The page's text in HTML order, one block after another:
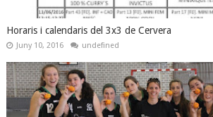
Horaris i calendaris del 3x3 de Cervera
Juny 10, 2016 undefined